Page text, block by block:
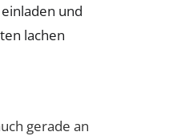
und
lachen
gerade an